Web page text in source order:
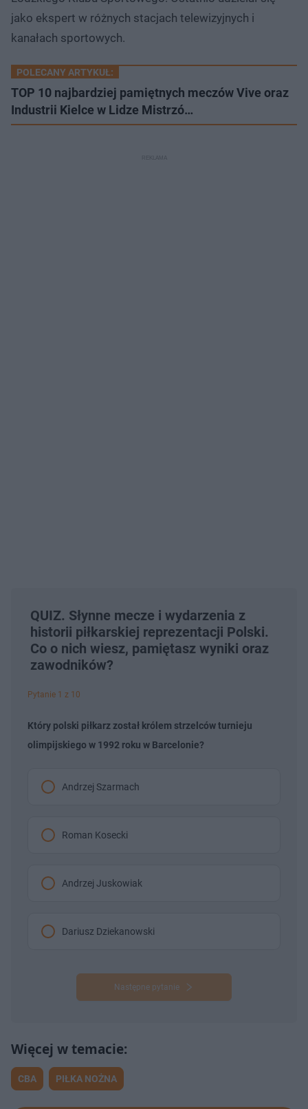
jako ekspert w różnych stacjach telewizyjnych i
kanałach sportowych.
POLECANY ARTYKUŁ:
TOP 10 najbardziej pamiętnych meczów Vive oraz
Industrii Kielce w Lidze Mistrzó…
QUIZ. Słynne mecze i wydarzenia z
historii piłkarskiej reprezentacji Polski.
Co o nich wiesz, pamiętasz wyniki oraz
zawodników?
Pytanie 1 z 10
Który polski piłkarz został królem strzelców turnieju
olimpijskiego w 1992 roku w Barcelonie?
Andrzej Szarmach
Roman Kosecki
Andrzej Juskowiak
Dariusz Dziekanowski
Następne pytanie
CBA PIŁKA NOŻNA